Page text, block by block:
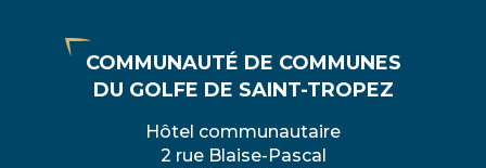
COMMUNAUTÉ DE COMMUNES
DU GOLFE DE SAINT-TROPEZ
Hôtel communautaire
2 rue Blaise-Pascal